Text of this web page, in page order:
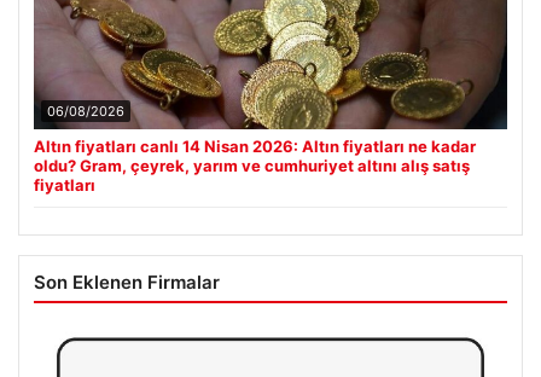
06/08/2026
Altın fiyatları canlı 14 Nisan 2026: Altın fiyatları ne kadar
oldu? Gram, çeyrek, yarım ve cumhuriyet altını alış satış
fiyatları
Son Eklenen Firmalar